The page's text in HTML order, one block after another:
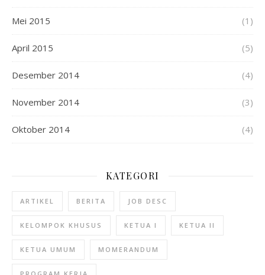
Mei 2015 (1)
April 2015 (5)
Desember 2014 (4)
November 2014 (3)
Oktober 2014 (4)
KATEGORI
ARTIKEL BERITA JOB DESC
KELOMPOK KHUSUS KETUA I KETUA II
KETUA UMUM MOMERANDUM